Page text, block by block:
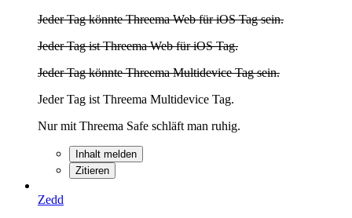
Jeder Tag könnte Threema Web für iOS Tag sein.
Jeder Tag ist Threema Web für iOS Tag.
Jeder Tag könnte Threema Multidevice Tag sein.
Jeder Tag ist Threema Multidevice Tag.
Nur mit Threema Safe schläft man ruhig.
Inhalt melden
Zitieren
Zedd